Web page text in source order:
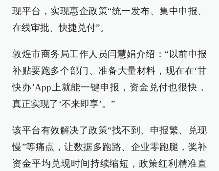
现平台，实现惠企政策“统一发布、集中申报、
在线审批、快捷兑付”。
敦煌市商务局工作人员闫慧娟介绍：“以前申报
补贴要跑多个部门、准备大量材料，现在在‘甘
快办’App上就能一键申报，资金兑付也很快，
真正实现了‘不来即享’。”
该平台有效解决了政策“找不到、申报繁、兑现
慢”等痛点，让数据多跑路、企业零跑腿，奖补
资金平均兑现时间持续缩短，政策红利精准直